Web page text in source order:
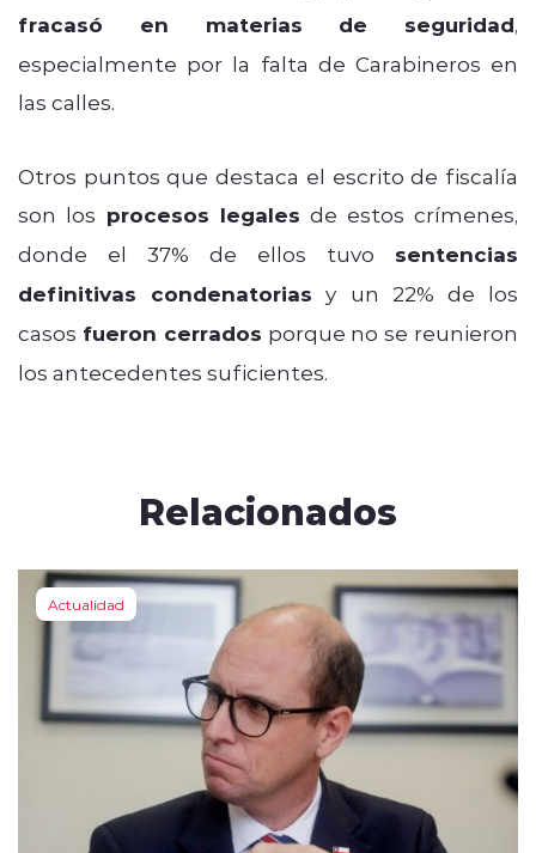
fracasó en materias de seguridad,
especialmente por la falta de Carabineros en
las calles.
Otros puntos que destaca el escrito de fiscalía
son los procesos legales de estos crímenes,
donde el 37% de ellos tuvo sentencias
definitivas condenatorias y un 22% de los
casos fueron cerrados porque no se reunieron
los antecedentes suficientes.
Relacionados
Actualidad